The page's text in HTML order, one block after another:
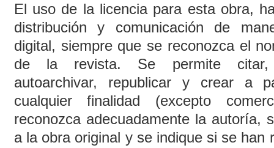
El uso de la licencia para esta obra,
distribución y comunicación de
digital, siempre que se reconozca el
de la revista. Se permite citar,
autoarchivar, republicar y crear a
cualquier finalidad (excepto
reconozca adecuadamente la autoría,
a la obra original y se indique si se han